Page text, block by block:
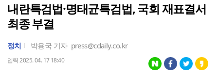
내란특검법·명태균특검법, 국회 재표결서
최종 부결
정치 박용국 기자 press@cdaily.co.kr
입력 2025. 04. 17 18:40